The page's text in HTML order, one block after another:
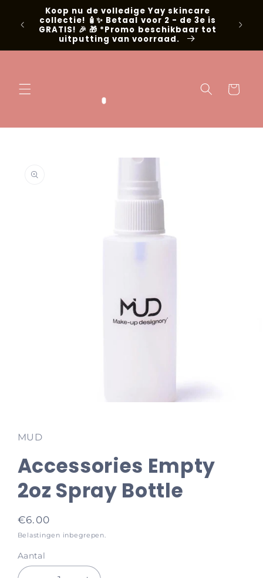
Meteen naar
de content
Koop nu de volledige Yay skincare
collectie! 🧴✨ Betaal voor 2 - de 3e is
GRATIS! 🎉 🎁 *Promo beschikbaar tot
uitputting van voorraad.
in
modaal
MUD
Accessories Empty
2oz Spray Bottle
Normale
prijs
€6.00
Belastingen inbegrepen.
Aantal